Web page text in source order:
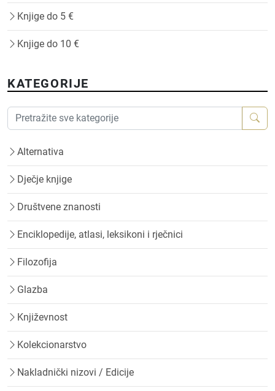
Knjige do 5 €
Knjige do 10 €
KATEGORIJE
Alternativa
Dječje knjige
Društvene znanosti
Enciklopedije, atlasi, leksikoni i rječnici
Filozofija
Glazba
Književnost
Kolekcionarstvo
Nakladnički nizovi / Edicije